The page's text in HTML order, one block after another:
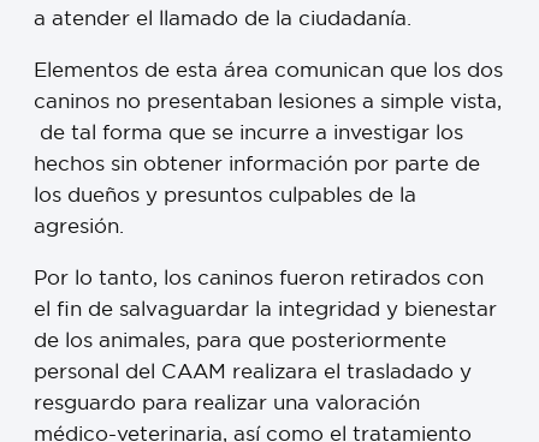
a atender el llamado de la ciudadanía.
Elementos de esta área comunican que los dos
caninos no presentaban lesiones a simple vista,
de tal forma que se incurre a investigar los
hechos sin obtener información por parte de
los dueños y presuntos culpables de la
agresión.
Por lo tanto, los caninos fueron retirados con
el fin de salvaguardar la integridad y bienestar
de los animales, para que posteriormente
personal del CAAM realizara el trasladado y
resguardo para realizar una valoración
médico-veterinaria, así como el tratamiento